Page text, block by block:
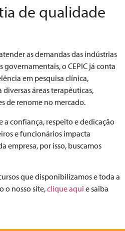
de qualidade
as demandas das indústrias
governamentais, o CEPIC já conta
em pesquisa clínica,
áreas terapêuticas,
de renome no mercado.
confiança, respeito e dedicação
e funcionários impacta
empresa, por isso, buscamos
que disponibilizamos e toda a
o nosso site,clique aqui e saiba